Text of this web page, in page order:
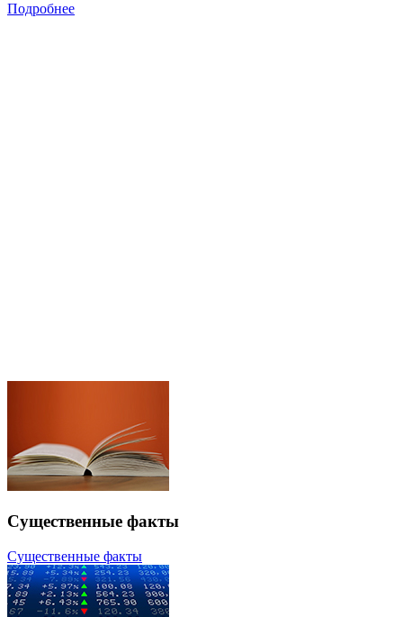
Подробнее
Существенные факты
Существенные факты